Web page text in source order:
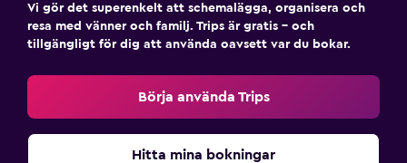
Vi gör det superenkelt att schemalägga, organisera och
resa med vänner och familj. Trips är gratis – och
tillgängligt för dig att använda oavsett var du bokar.
Börja använda Trips
Hitta mina bokningar